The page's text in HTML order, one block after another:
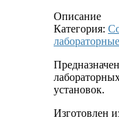
Описание
Категория:
лабораторные
установок.
Изготовлен